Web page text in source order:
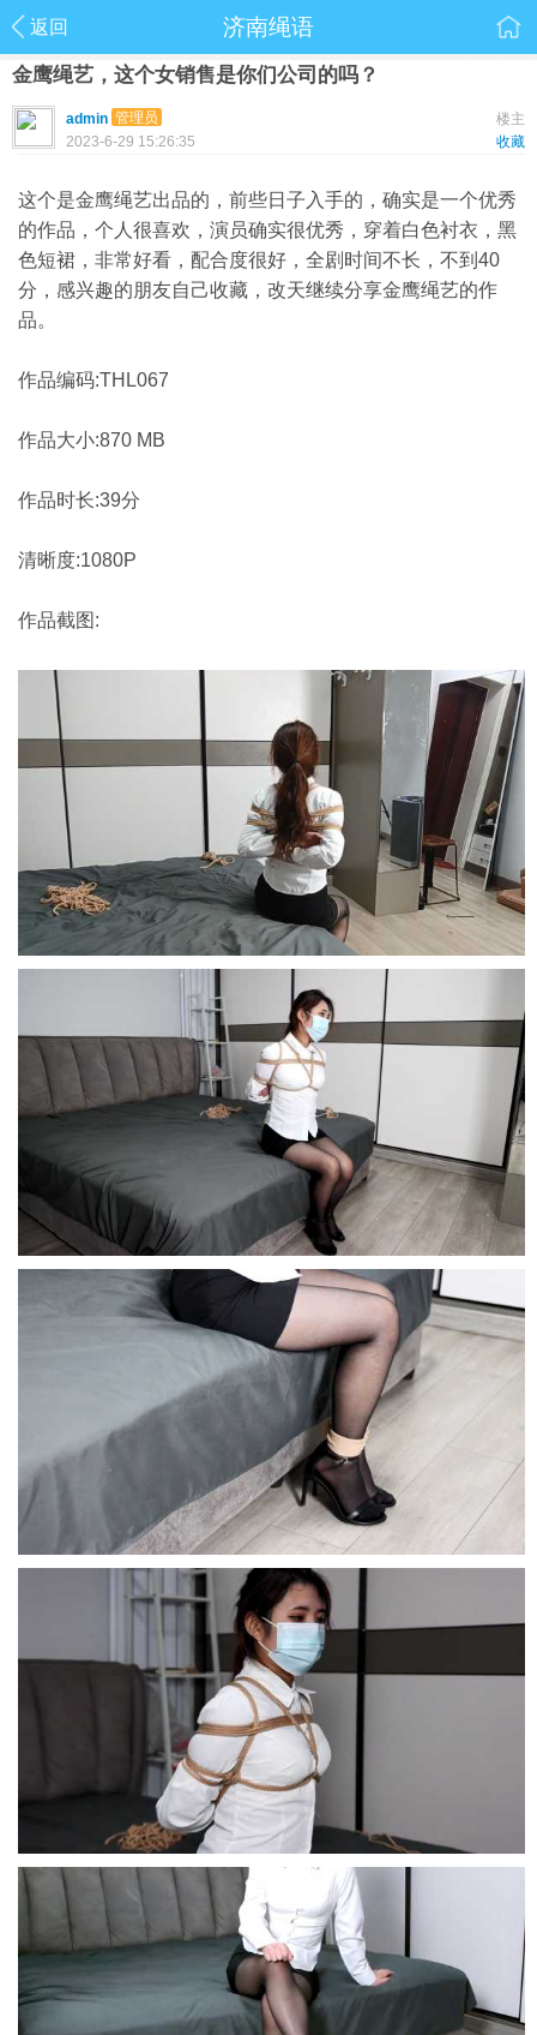
返回 济南绳语
金鹰绳艺，这个女销售是你们公司的吗？
楼主
admin 管理员
收藏
2023-6-29 15:26:35
这个是金鹰绳艺出品的，前些日子入手的，确实是一个优秀
的作品，个人很喜欢，演员确实很优秀，穿着白色衬衣，黑
色短裙，非常好看，配合度很好，全剧时间不长，不到40
分，感兴趣的朋友自己收藏，改天继续分享金鹰绳艺的作
品。
作品编码:THL067
作品大小:870 MB
作品时长:39分
清晰度:1080P
作品截图: